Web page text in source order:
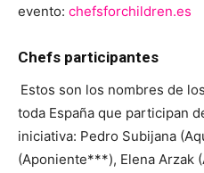
evento: chefsforchildren.es
Chefs participantes
Estos son los nombres de
toda España que participan
iniciativa: Pedro Subijana
(Aponiente***), Elena Arzak